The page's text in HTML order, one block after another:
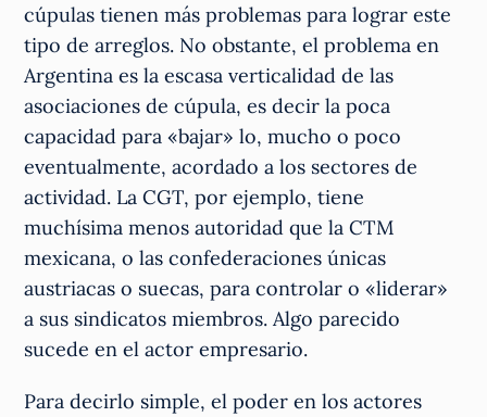
cúpulas tienen más problemas para lograr este
tipo de arreglos. No obstante, el problema en
Argentina es la escasa verticalidad de las
asociaciones de cúpula, es decir la poca
capacidad para «bajar» lo, mucho o poco
eventualmente, acordado a los sectores de
actividad. La CGT, por ejemplo, tiene
muchísima menos autoridad que la CTM
mexicana, o las confederaciones únicas
austriacas o suecas, para controlar o «liderar»
a sus sindicatos miembros. Algo parecido
sucede en el actor empresario.
Para decirlo simple, el poder en los actores